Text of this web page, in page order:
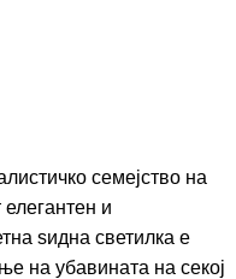
семејство на
и
ѕидна светилка е
на убавината на секој